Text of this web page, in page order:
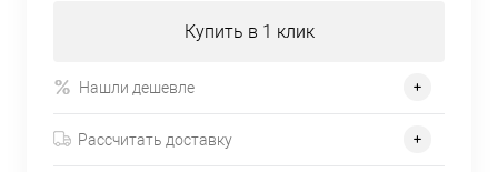
Купить в 1 клик
Нашли дешевле
Рассчитать доставку